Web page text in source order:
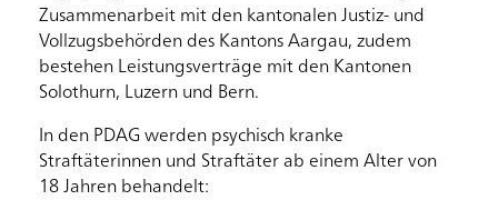
Zusammenarbeit mit den kantonalen Justiz- und
Vollzugsbehörden des Kantons Aargau, zudem
bestehen Leistungsverträge mit den Kantonen
Solothurn, Luzern und Bern.
In den PDAG werden psychisch kranke
Straftäterinnen und Straftäter ab einem Alter von
18 Jahren behandelt: